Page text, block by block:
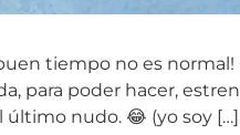
tiempo no es normal!
para poder hacer,
nudo. 😂 (yo soy […]